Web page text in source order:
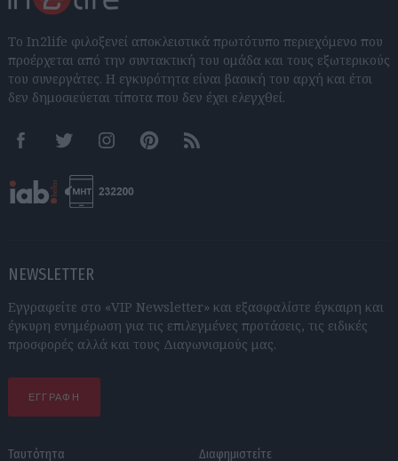
Το In2life φιλοξενεί αποκλειστικά πρωτότυπο περιεχόμενο που
προέρχεται από την συντακτική του ομάδα και τους εξωτερικούς
του συνεργάτες. Η εγκυρότητα είναι βασική του αρχή και έτσι
δεν δημοσιεύεται τίποτα που δεν έχει ελεγχθεί.
FacebookTwitter InstagramPinterestRSS feeds
NEWSLETTER
Εγγραφείτε στο «VIP Newsletter» και εξασφαλίστε έγκαιρη και
έγκυρη ενημέρωση για τις επιλεγμένες προτάσεις, τις ειδικές
προσφορές αλλά και τους Διαγωνισμούς μας.
ΕΓΓΡΑΦΗ
Ταυτότητα Διαφημιστείτε